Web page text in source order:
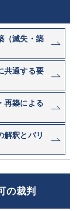
（滅失・築
共通する要
再築による
解釈とバリ
の裁判